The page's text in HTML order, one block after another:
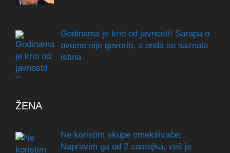
Godinama je krio od javnosti! Sarapa o
ovome nije govorio, a onda se saznala
istina
ŽENA
Ne koristim skupe omekšivače:
Napravim ga od 2 sastojka, veš je